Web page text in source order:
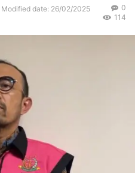
Modified date: 26/02/2025
0
114